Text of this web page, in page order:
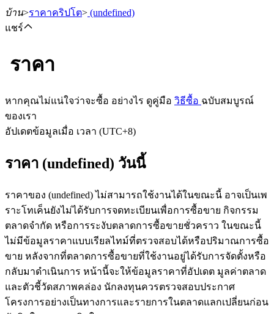
ฟิวเจอร์ส USDT
ฟิวเจอร์สที่ใช้ USDT เป็นหลักประกัน
บ้าน>ราคาคริปโต> (undefined)
แชร์
ราคา
หากคุณไม่แน่ใจว่าจะซื้อ อย่างไร ดูคู่มือ วิธีซื้อ ฉบับสมบูรณ์
ของเรา
อัปเดตข้อมูลเมื่อ เวลา (UTC+8)
ราคา (undefined) วันนี้
ราคาของ (undefined) ไม่สามารถใช้งานได้ในขณะนี้ อาจเป็นเพ
ราะโทเค็นยังไม่ได้รับการจดทะเบียนเพื่อการซื้อขาย กิจกรรม
ตลาดจำกัด หรือการระงับตลาดการซื้อขายชั่วคราว ในขณะนี้
ไม่มีข้อมูลราคาแบบเรียลไทม์ที่ตรวจสอบได้หรือปริมาณการซื้อ
ขาย หลังจากที่ตลาดการซื้อขายที่ใช้งานอยู่ได้รับการจัดตั้งหรือ
กลับมาดำเนินการ หน้านี้จะให้ข้อมูลราคาที่อัปเดต มูลค่าตลาด
และตัวชี้วัดสภาพคล่อง นักลงทุนควรตรวจสอบประกาศ
โครงการอย่างเป็นทางการและรายการในตลาดแลกเปลี่ยนก่อน